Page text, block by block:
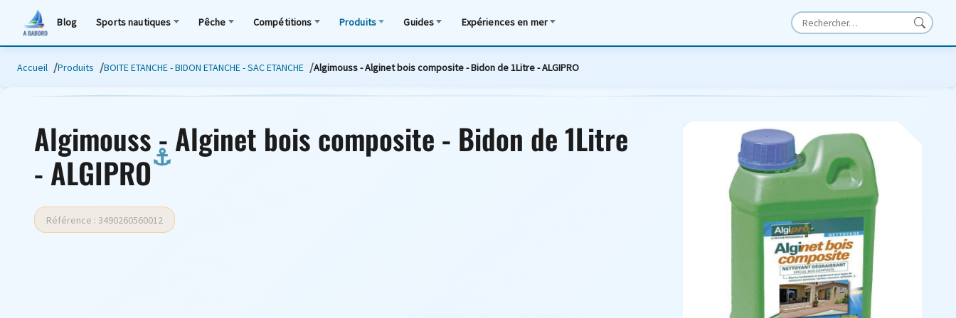
Blog Sports nautiques Pêche Compétitions Produits Guides Expériences en mer
Accueil Produits BOITE ETANCHE - BIDON ETANCHE - SAC ETANCHE Algimouss - Alginet bois composite - Bidon de 1Litre - ALGIPRO
Algimouss - Alginet bois composite - Bidon de 1Litre
- ALGIPRO
Référence : 3490260560012